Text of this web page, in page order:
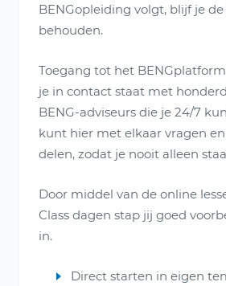
BENGopleiding volgt, blijf je
behouden.
Toegang tot het
je in contact staat met
BENG-adviseurs die je 24/7
kunt hier met elkaar vragen
delen, zodat je nooit alleen
Door middel van de online
Class dagen stap jij goed
in.
Direct starten in eigen